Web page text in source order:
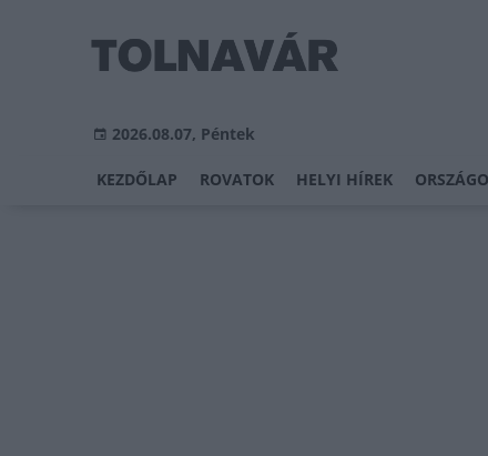
2026.08.07, Péntek
KEZDŐLAP ROVATOK HELYI HÍREK